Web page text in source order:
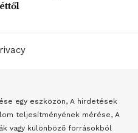
egy eszközön, A hirdetések
teljesítményének mérése, A
vagy különböző forrásokból